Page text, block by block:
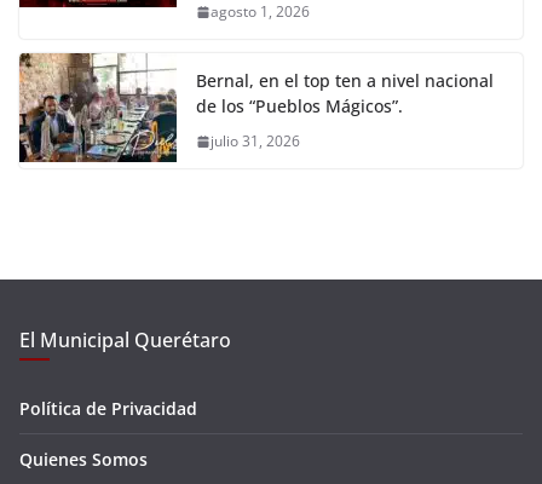
agosto 1, 2026
Bernal, en el top ten a nivel nacional
de los “Pueblos Mágicos”.
julio 31, 2026
El Municipal Querétaro
Política de Privacidad
Quienes Somos